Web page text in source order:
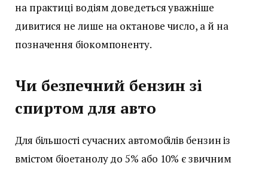
на практиці водіям доведеться уважніше
дивитися не лише на октанове число, а й на
позначення біокомпоненту.
Чи безпечний бензин зі
спиртом для авто
Для більшості сучасних автомобілів бензин із
вмістом біоетанолу до 5% або 10% є звичним